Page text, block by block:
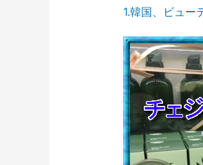
1.韓国、 ビュー